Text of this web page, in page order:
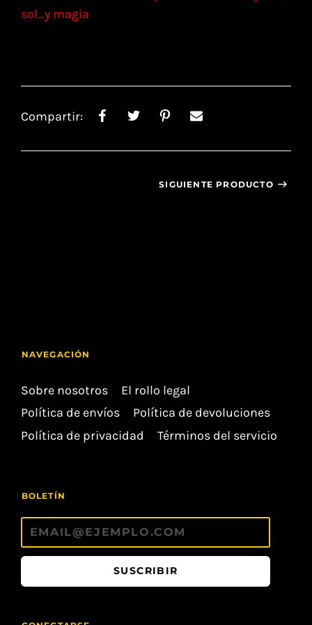
sol…y magia
Compartir:
SIGUIENTE PRODUCTO
NAVEGACIÓN
Sobre nosotros
El rollo legal
Política de envíos
Política de devoluciones
Política de privacidad
Términos del servicio
BOLETÍN
SUSCRIBIR